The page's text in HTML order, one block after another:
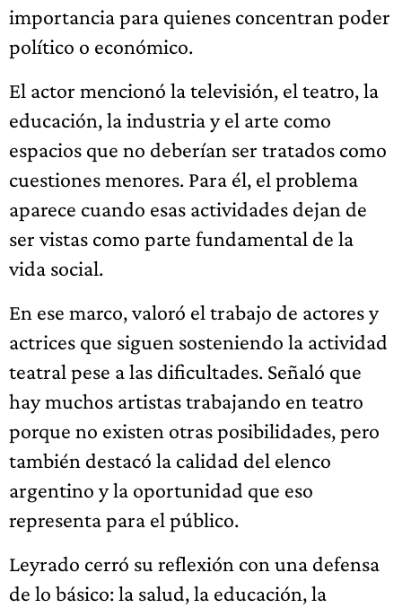
importancia para quienes concentran poder
político o económico.
El actor mencionó la televisión, el teatro, la
educación, la industria y el arte como
espacios que no deberían ser tratados como
cuestiones menores. Para él, el problema
aparece cuando esas actividades dejan de
ser vistas como parte fundamental de la
vida social.
En ese marco, valoró el trabajo de actores y
actrices que siguen sosteniendo la actividad
teatral pese a las dificultades. Señaló que
hay muchos artistas trabajando en teatro
porque no existen otras posibilidades, pero
también destacó la calidad del elenco
argentino y la oportunidad que eso
representa para el público.
Leyrado cerró su reflexión con una defensa
de lo básico: la salud, la educación, la